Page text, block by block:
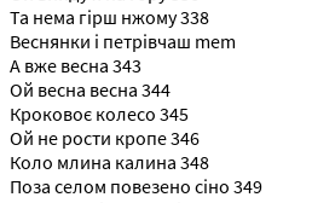
Та нема гірш нжому 338
Веснянки і петрівчаш mem
А вже весна 343
Ой весна весна 344
Кроковоє колесо 345
Ой не рости кропе 346
Коло млина калина 348
Поза селом повезено сіно 349